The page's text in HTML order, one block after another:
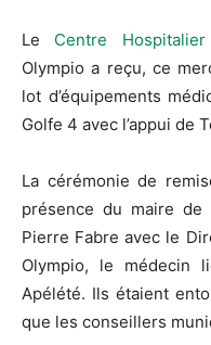
Le Centre
Olympio a reçu, ce
lot d’équipements
Golfe 4 avec l’appui de
La cérémonie de
présence du maire
Pierre Fabre avec le
Olympio, le médecin
Apélété. Ils étaient
que les conseillers